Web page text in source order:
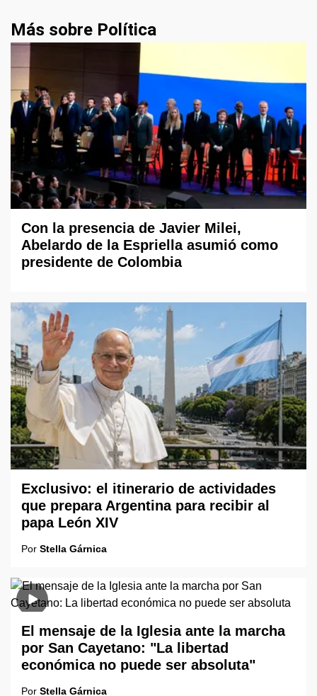
Más sobre Política
Con la presencia de Javier Milei,
Abelardo de la Espriella asumió como
presidente de Colombia
Exclusivo: el itinerario de actividades
que prepara Argentina para recibir al
papa León XIV
Por Stella Gárnica
El mensaje de la Iglesia ante la marcha
por San Cayetano: "La libertad
económica no puede ser absoluta"
Por Stella Gárnica